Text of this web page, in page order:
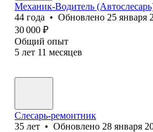
Механик-Водитель
44 года • Обновлено 25 января
30 000 ₽
Общий опыт
5 лет 11 месяцев
Слесарь-ремонтник
35 лет • Обновлено 28 января